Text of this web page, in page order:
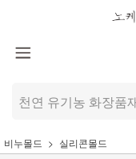
비누몰드 실리콘몰드